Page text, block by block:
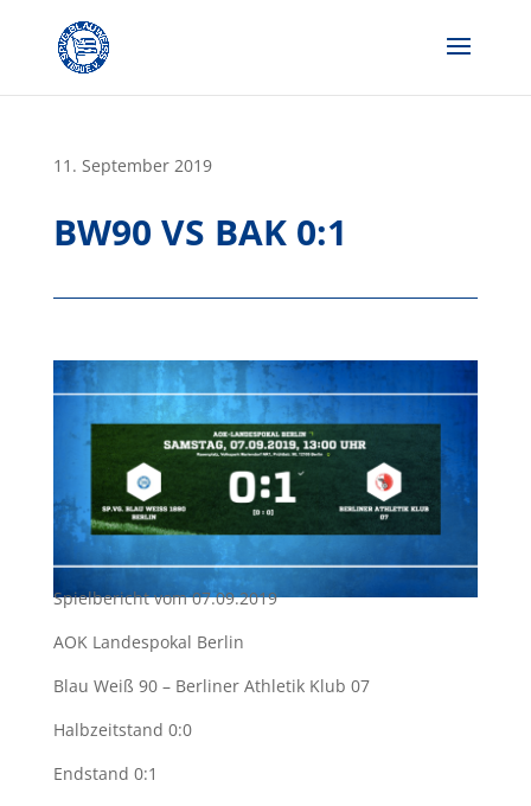
content
11. September 2019
BW90 VS BAK 0:1
Spielbericht vom 07.09.2019
AOK Landespokal Berlin
Blau Weiß 90 – Berliner Athletik Klub 07
Halbzeitstand 0:0
Endstand 0:1